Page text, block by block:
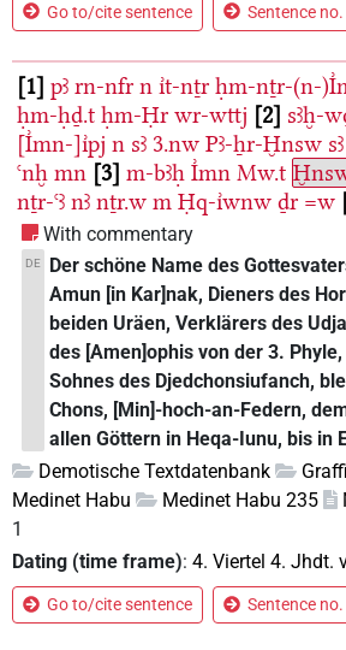
Go to/cite sentence Sentence
1 pꜣ rn-nfr n ı͗t-nṯr ḥm-nṯr-(n-
ḥm-ḥḏ.t ḥm-Ḥr wr-wttj 2 sꜣḫ-
[I͗mn-]ı͗pj n sꜣ 3.nw Pꜣ-ẖr-Ḫnsw sꜣ
ꜥnḫ mn 3 m-bꜣḥ I͗mn Mw.t
nṯr-ꜥꜣ nꜣ nṯr.w m Ḥq-ı͗wnw ḏr =w
With commentary
DE
Der schöne Name des
Amun [in Kar]nak, Dieners des
beiden Uräen, Verklärers des
des [Amen]ophis von der 3.
Sohnes des Djedchonsiufanch,
Chons, [Min]-hoch-an-Federn,
allen Göttern in Heqa-Iunu, bis in
Demotische Textdatenbank
Medinet Habu
Medinet Habu 235
1
Dating (time frame): 4. Viertel 4. Jhdt.
Go to/cite sentence Sentence